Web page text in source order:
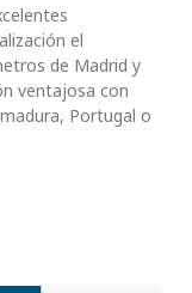
el
de Madrid y
ventajosa con
Portugal o